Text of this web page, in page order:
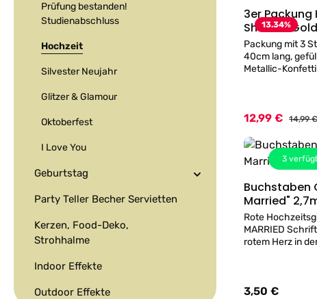
Prüfung bestanden!
Studienabschluss
Hochzeit
Silvester Neujahr
Glitzer & Glamour
Oktoberfest
I Love You
Geburtstag
Party Teller Becher Servietten
Kerzen, Food-Deko,
Strohhalme
Indoor Effekte
Outdoor Effekte
13.34%
3er
Shooter
Packung mit 3
40cm lang,
Metallic-
Verkaufspreis:
12,99 € 14,99 €
3
Buchstaben
Married"
Rote
MARRIED
rotem Herz in
Regulärer Preis:
3,50 €